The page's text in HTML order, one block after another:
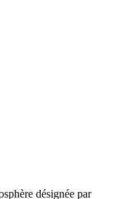
désignée par